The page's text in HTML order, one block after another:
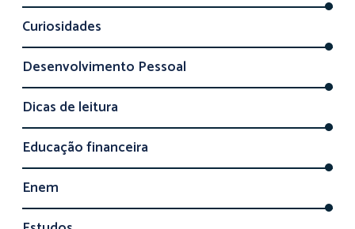
Curiosidades
Desenvolvimento Pessoal
Dicas de leitura
Educação financeira
Enem